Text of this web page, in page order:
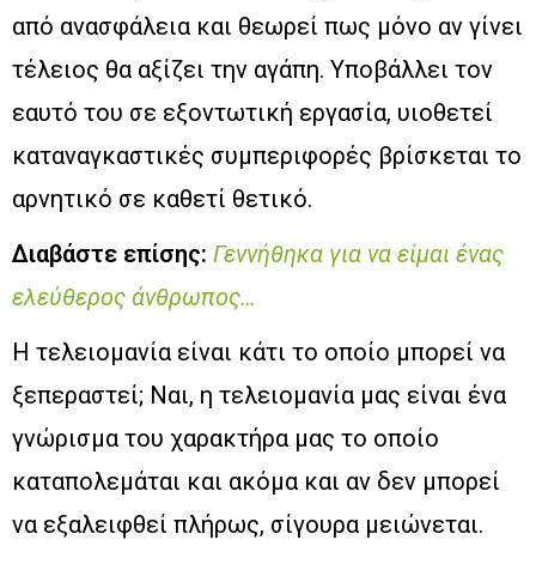
από ανασφάλεια και θεωρεί πως μόνο αν γίνει
τέλειος θα αξίζει την αγάπη. Υποβάλλει τον
εαυτό του σε εξοντωτική εργασία, υιοθετεί
καταναγκαστικές συμπεριφορές βρίσκεται το
αρνητικό σε καθετί θετικό.
Διαβάστε επίσης: Γεννήθηκα για να είμαι ένας
ελεύθερος άνθρωπος…
Η τελειομανία είναι κάτι το οποίο μπορεί να
ξεπεραστεί; Ναι, η τελειομανία μας είναι ένα
γνώρισμα του χαρακτήρα μας το οποίο
καταπολεμάται και ακόμα και αν δεν μπορεί
να εξαλειφθεί πλήρως, σίγουρα μειώνεται.